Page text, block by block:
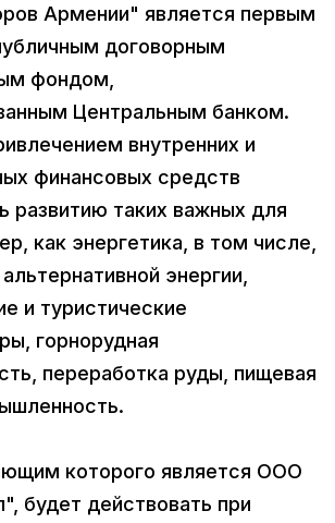
Армении" является первым
договорным
фондом,
Центральным банком.
внутренних и
финансовых средств
развитию таких важных для
как энергетика, в том числе,
энергии,
и туристические
горнорудная
переработка руды, пищевая
которого является ООО
будет действовать при